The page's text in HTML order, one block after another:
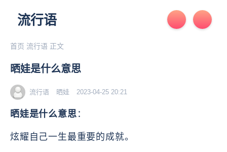
流行语
首页 流行语 正文
晒娃是什么意思
流行语 晒娃 2023-04-25 20:21
晒娃是什么意思 ：
炫耀自己一生最重要的成就。